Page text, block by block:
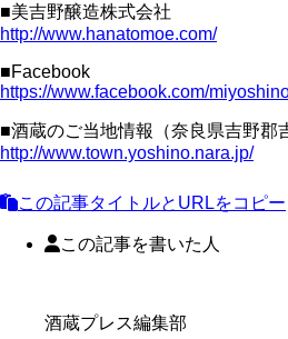
■美吉野醸造株式会社
http://www.hanatomoe.com/
■Facebook
https://www.facebook.com/
■酒蔵のご当地情報（奈良県吉野郡
http://www.town.yoshino.nara.jp/
この記事タイトルとURLをコピー
この記事を書いた人
酒蔵プレス編集部